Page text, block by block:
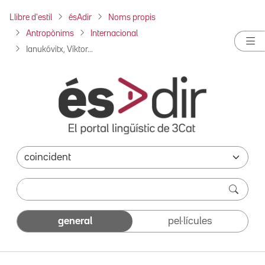
Llibre d'estil ésAdir Noms propis
Antropònims Internacional
Ianukóvitx, Víktor...
general pel·lícules